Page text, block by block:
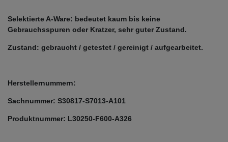
Selektierte A-Ware: bedeutet kaum bis keine
Gebrauchsspuren oder Kratzer, sehr guter Zustand.
Zustand: gebraucht / getestet / gereinigt / aufgearbeitet.
Herstellernummern:
Sachnummer: S30817-S7013-A101
Produktnummer: L30250-F600-A326